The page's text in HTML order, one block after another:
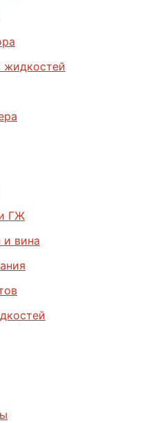
жидкостей
ГЖ
и вина